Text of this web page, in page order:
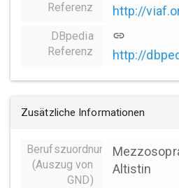
Referenz
http://
DBpedia
Referenz
link
http://
Zusätzliche Informationen
Berufszuordnungen
(Auszug von
GND)
Altistin